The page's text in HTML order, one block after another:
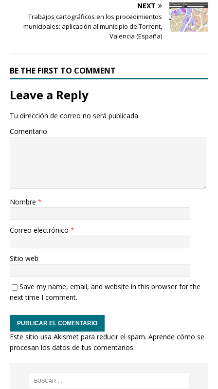
NEXT
Trabajos cartográficos en los procedimientos
municipales: aplicación al municipio de Torrent,
Valencia (España)
BE THE FIRST TO COMMENT
Leave a Reply
Tu dirección de correo no será publicada.
Comentario
Nombre *
Correo electrónico *
Sitio web
Save my name, email, and website in this browser for the
next time I comment.
Este sitio usa Akismet para reducir el spam. Aprende cómo se
procesan los datos de tus comentarios.